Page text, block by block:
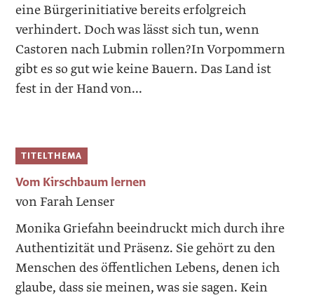
eine Bürgerinitiative bereits erfolgreich
verhindert. Doch was lässt sich tun, wenn
Castoren nach Lubmin rollen?In Vorpommern
gibt es so gut wie keine Bauern. Das Land ist
fest in der Hand von...
TITELTHEMA
Vom Kirschbaum lernen
von Farah Lenser
Monika Griefahn beeindruckt mich durch ihre
Authentizität und Präsenz. Sie gehört zu den
Menschen des öffentlichen Lebens, denen ich
glaube, dass sie meinen, was sie sagen. Kein